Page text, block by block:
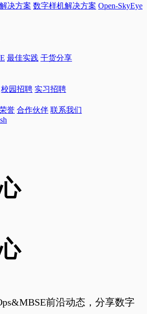
决方案 数字样机解决方案 Open-SkyEye
最佳实践 干货分享
校园招聘 实习招聘
誉 合作伙伴 联系我们
前沿动态，分享数字